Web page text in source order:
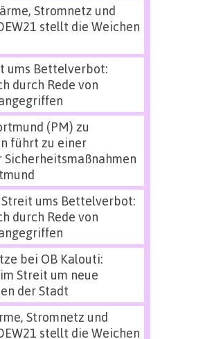
Stromnetz und
stellt die Weichen
ums Bettelverbot:
durch Rede von
(PM) zu
führt zu einer
Streit ums Bettelverbot:
durch Rede von
bei OB Kalouti:
Streit um neue
der Stadt
Stromnetz und
stellt die Weichen